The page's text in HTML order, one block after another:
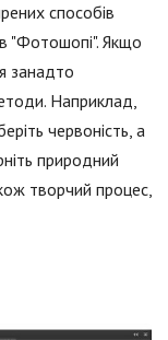
способів
"Фотошопі". Якщо
занадто
Наприклад,
червоність, а
природний
творчий процес,